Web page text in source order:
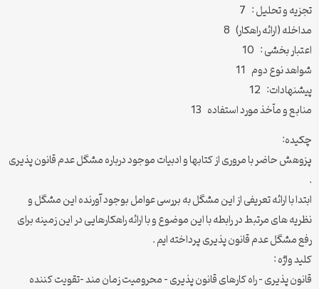
تجزیه و تحلیل : 7
مداخله (ارائه راهکار) 8
اعتبار بخشی : 10
شواهد نوع دوم 11
پیشنهادات: 12
منابع و مآخذ مورد استفاده 13
چکیده:
پزوهش حاضر با مروری از کتابها و ادبیات موجود درباره مشگل عدم قانون پذیری
.
ابتدا با ارائه تعریفی از این مشگل به بررسی عوامل بوجود آورنده ‌‌این مشگل و
نظریه های مرتبط در رابطه با این موضوع و با ارائه راهکارهایی در این زمینه برای
رفع مشگل عدم قانون پذیری پرداخته ایم .
کلید واژه :
قانون پذیری – راه کارهای قانون پذیری – محرومیت زمان مند –تقویت کننده